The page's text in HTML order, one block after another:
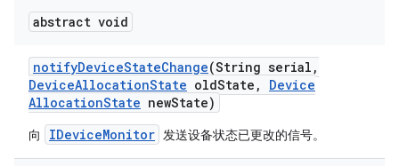
abstract void
notifyDeviceStateChange(String serial ,
DeviceAllocationState oldState ,
Device
AllocationState newState)
向 IDeviceMonitor 发送设备状态已更改的信号。